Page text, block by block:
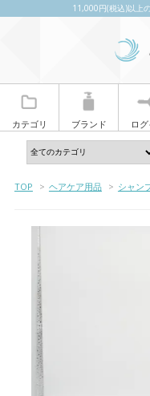
11,000円(税込)以上
カテゴリ ブランド ロ
TOP > ヘアケア用品 > シャン